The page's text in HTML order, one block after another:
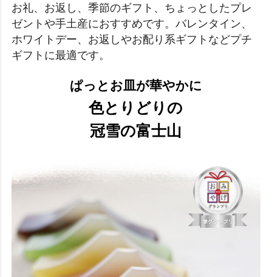
お礼、お返し、季節のギフト、ちょっとしたプレ
ゼントや手土産におすすめです。バレンタイン、
ホワイトデー、お返しやお配り系ギフトなどプチ
ギフトに最適です。
ぱっとお皿が華やかに
色とりどりの
冠雪の富士山